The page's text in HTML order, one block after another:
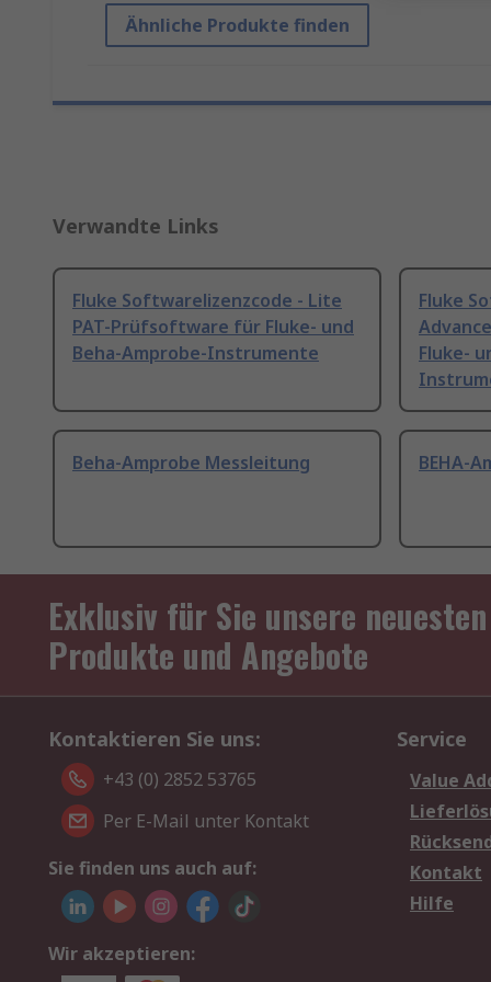
Ähnliche Produkte finden
Verwandte Links
Fluke Softwarelizenzcode - Lite
PAT-Prüfsoftware für Fluke- und
Beha-Amprobe-Instrumente
Fluke
Fluke-
Beha-Amprobe Messleitung BEHA-
Exklusiv für Sie unsere neuesten
Produkte und Angebote
Kontaktieren Sie uns:
+43 (0) 2852 53765
Per E-Mail unter Kontakt
Sie finden uns auch auf:
Wir akzeptieren:
Service
Value
Kontakt
Hilfe